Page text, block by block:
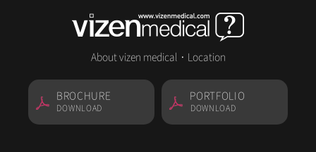
About vizen medical · Location
BROCHURE
DOWNLOAD
PORTFOLIO
DOWNLOAD